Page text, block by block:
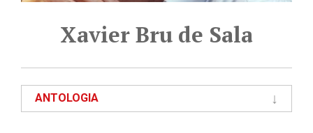
Xavier Bru de Sala
ANTOLOGIA